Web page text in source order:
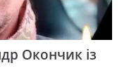
Окончик із